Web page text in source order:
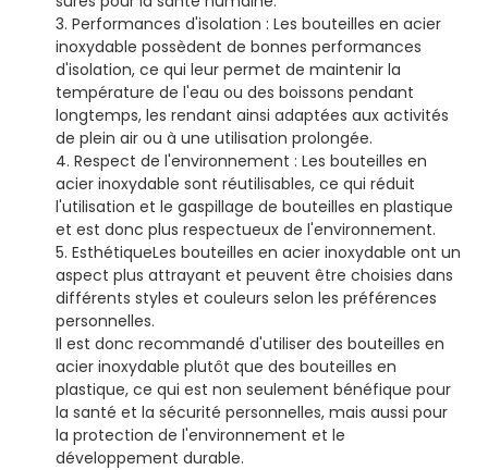
3. Performances d'isolation : Les bouteilles en acier
inoxydable possèdent de bonnes performances
d'isolation, ce qui leur permet de maintenir la
température de l'eau ou des boissons pendant
longtemps, les rendant ainsi adaptées aux activités
de plein air ou à une utilisation prolongée.
4. Respect de l'environnement : Les bouteilles en
acier inoxydable sont réutilisables, ce qui réduit
l'utilisation et le gaspillage de bouteilles en plastique
et est donc plus respectueux de l'environnement.
5. EsthétiqueLes bouteilles en acier inoxydable ont un
aspect plus attrayant et peuvent être choisies dans
différents styles et couleurs selon les préférences
personnelles.
Il est donc recommandé d'utiliser des bouteilles en
acier inoxydable plutôt que des bouteilles en
plastique, ce qui est non seulement bénéfique pour
la santé et la sécurité personnelles, mais aussi pour
la protection de l'environnement et le
développement durable.